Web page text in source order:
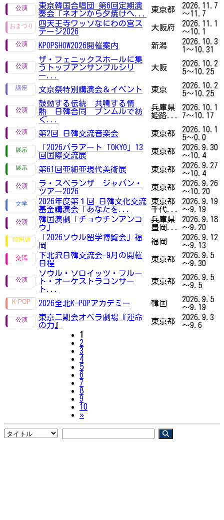
東京韓国合唱団 第6回定期演
奏会「ネオンから夕焼けへ...
東京都
2026.11.7
～11.7
四天王寺ワッソなにわの宮ス
テージ2026
大阪府
2026.11.1
～10.1
KPOPSHOW2026開催案内
新潟
2026.10.3
1～10.31
ザ・フェニックスホールに集
うトップアンサンブルシリ
ー...
大阪
2026.10.2
5～10.25
文京祭特別講演会＆イベント 東京
2026.10.2
5～10.25
鼓動する伝統 共鳴する情
熱 日韓合同 プンムルで紡
ぐ...
兵庫県
姫路...
2026.10.1
7～10.17
第2回 日韓交流音楽会 東京都
2026.10.1
5～0.0
「2026パラアート TOKYO」13
回国際交流展
東京都
2026.9.30
～10.4
第61回亜細亜現代美術展
東京都
2026.9.27
～10.4
ラ・スペランザ ジャパン・
ツアー2026
東京都
2026.9.26
～10.20
2026年度第１回 日韓文化交流
基金講演会「あなたを...
東京都
千代...
2026.9.19
～9.19
韓国演劇「チョウチンアンコ
ウ」
兵庫県
豊岡...
2026.9.18
～9.20
「2026ソウル留学博覧会」福
岡
福岡
2026.9.12
～9.13
下北沢日韓交流会-9月の開催
日程
東京都
2026.9.5
～9.30
ソウル・ソロイッツ・フルー
ト・オーケストラコンサー
ト...
東京都
2026.9.5
～9.5
2026全北K-POPアカデミー 韓国
2026.9.5
～9.19
東京二期会オペラ劇場『運命
の力』
東京都
2026.9.3
～9.6
1
2
3
4
5
6
7
8
9
10
»Next